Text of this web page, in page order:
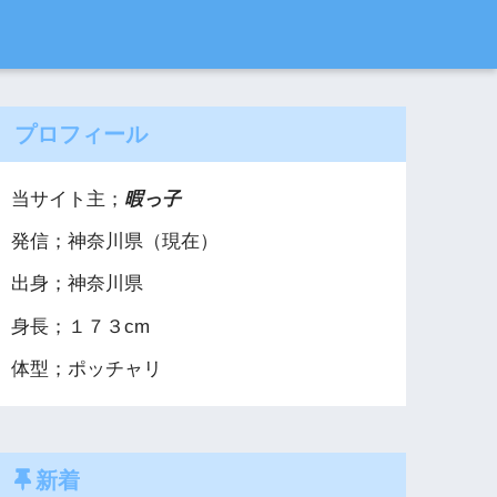
プロフィール
当サイト主； 暇っ子
発信；神奈川県（現在）
出身；神奈川県
身長；１７３cm
体型；ポッチャリ
新着